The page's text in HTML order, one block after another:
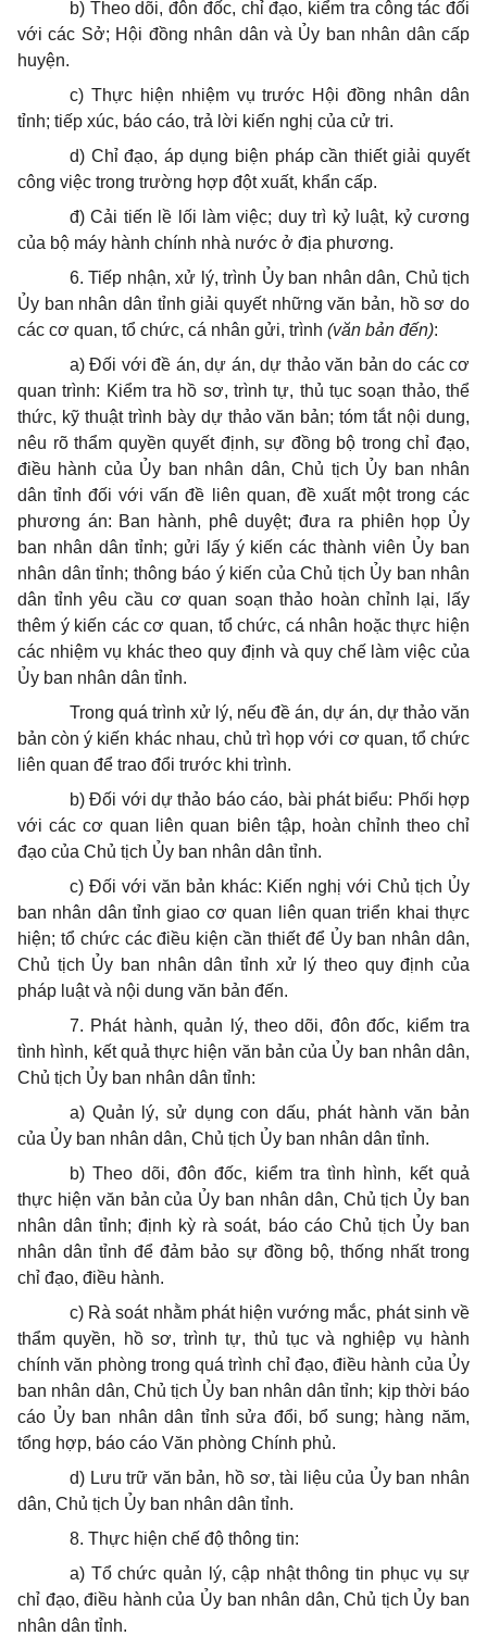
b) Theo dõi, đôn đốc, chỉ đạo, kiểm tra công tác đối
với các Sở; Hội đồng nhân dân và Ủy ban nhân dân cấp
huyện.
c) Thực hiện nhiệm vụ trước Hội đồng nhân dân
tỉnh; tiếp xúc, báo cáo, trả lời kiến nghị của cử tri.
d) Chỉ đạo, áp dụng biện pháp cần thiết giải quyết
công việc trong trường hợp đột xuất, khẩn cấp.
đ) Cải tiến lề lối làm việc; duy trì kỷ luật, kỷ cương
của bộ máy hành chính nhà nước ở địa phương.
6. Tiếp nhận, xử lý, trình Ủy ban nhân dân, Chủ tịch
Ủy ban nhân dân tỉnh giải quyết những văn bản, hồ sơ do
các cơ quan, tổ chức, cá nhân gửi, trình (văn bản đến):
a) Đối với đề án, dự án, dự thảo văn bản do các cơ
quan trình: Kiểm tra hồ sơ, trình tự, thủ tục soạn thảo, thể
thức, kỹ thuật trình bày dự thảo văn bản; tóm tắt nội dung,
nêu rõthẩm quyền quyết định, sự đồng bộ trong chỉ đạo,
điều hành của Ủy ban nhân dân, Chủ tịch Ủy ban nhân
dân tỉnh đối với vấn đề liên quan, đề xuất một trong các
phương án: Ban hành, phê duyệt; đưa ra phiên họp Ủy
ban nhân dân tỉnh; gửi lấy ý kiến các thành viên Ủy ban
nhân dân tỉnh; thông báo ý kiến của Chủ tịch Ủy ban nhân
dân tỉnh yêu cầu cơ quan soạn thảo hoàn chỉnh lại, lấy
thêm ý kiến các cơ quan, tổ chức, cá nhân hoặc thực hiện
các nhiệm vụ khác theo quy định và quy chế làm việc của
Ủy ban nhân dân tỉnh.
Trong quá trình xử lý, nếu đề án, dự án, dự thảo văn
bản còn ý kiến khác nhau, chủ trì họp với cơ quan, tổ chức
liên quan để trao đổi trước khi trình.
b) Đối với dự thảo báo cáo, bài phát biểu: Phối hợp
với các cơ quan liên quan biên tập, hoàn chỉnh theo chỉ
đạo của Chủ tịch Ủy ban nhân dân tỉnh.
c) Đối với văn bản khác: Kiến nghị với Chủ tịch Ủy
ban nhân dân tỉnh giao cơ quan liên quan triển khai thực
hiện; tổ chức các điều kiện cần thiết để Ủy ban nhân dân,
Chủ tịch Ủy ban nhân dân tỉnh xử lý theo quy định của
pháp luật và nội dung văn bản đến.
7. Phát hành, quản lý, theo dõi, đôn đốc, kiểm tra
tình hình, kết quả thực hiện văn bản của Ủy ban nhân dân,
Chủ tịch Ủy ban nhân dân tỉnh:
a) Quản lý, sử dụng con dấu, phát hành văn bản
của Ủy ban nhân dân, Chủ tịch Ủy ban nhân dân tỉnh.
b) Theo dõi, đôn đốc, kiểm tra tình hình, kết quả
thực hiện văn bản của Ủy ban nhân dân, Chủ tịch Ủy ban
nhân dân tỉnh; định kỳ rà soát, báo cáo Chủ tịch Ủy ban
nhân dân tỉnh để đảm bảo sự đồng bộ, thống nhất trong
chỉ đạo, điều hành.
c) Rà soát nhằm phát hiện vướng mắc, phát sinh về
thẩm quyền, hồ sơ, trình tự, thủ tục và nghiệp vụ hành
chính văn phòng trong quá trình chỉ đạo, điều hành của Ủy
ban nhân dân, Chủ tịch Ủy ban nhân dân tỉnh; kịp thời báo
cáo Ủy ban nhân dân tỉnh sửa đổi, bổ sung; hàng năm,
tổng hợp, báo cáo Văn phòng Chính phủ.
d) Lưu trữ văn bản, hồ sơ, tài liệu của Ủy ban nhân
dân, Chủ tịch Ủy ban nhân dân tỉnh.
8. Thực hiện chế độ thông tin:
a) Tổ chức quản lý, cập nhật thông tin phục vụ sự
chỉ đạo, điều hànhcủa Ủy ban nhân dân, Chủ tịch Ủy ban
nhân dân tỉnh.